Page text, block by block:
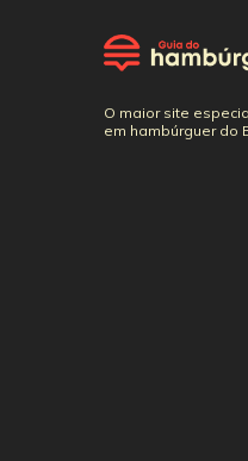
O maior site
em hambúrguer do